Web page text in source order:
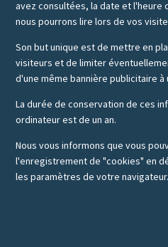
avez consultées, la date et l'heure
nous pourrons lire lors de vos
Son but unique est de mettre en
visiteurs et de limiter
d'une même bannière publicitaire à
La durée de conservation de ces
ordinateur est de un an.
Nous vous informons que vous
l'enregistrement de "cookies" en
les paramètres de votre navigateur.